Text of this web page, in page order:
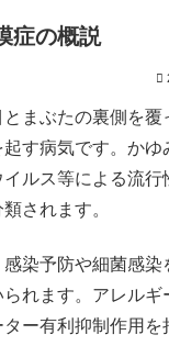
症の概説
まぶたの裏側を覆
起す病気です。か
ルス等による流
されます。
染予防や細菌感
れます。アレルギ
ター有利抑制作用を